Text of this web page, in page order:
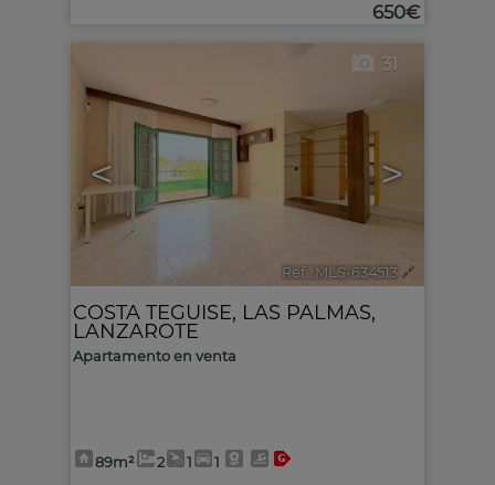
650€
< >
31
Ref.. MLS-634513 🔗
COSTA TEGUISE, LAS PALMAS,
LANZAROTE
Apartamento en venta
89m² 2 1 1